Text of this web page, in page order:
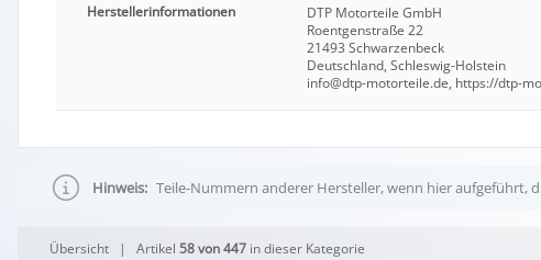
Herstellerinformationen
DTP Motorteile GmbH
Roentgenstraße 22
21493 Schwarzenbeck
Deutschland, Schleswig-Holstein
info@dtp-motorteile.de, https://dtp-
Hinweis: Teile-Nummern anderer Hersteller, wenn hier aufgeführt,
Übersicht | Artikel58 von 447 in dieser Kategorie